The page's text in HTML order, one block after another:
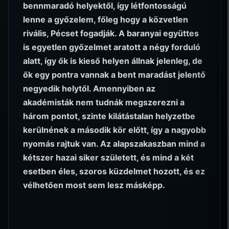
bennmaradó helyektől, így létfontosságú
lenne a győzelem, főleg hogy a közvetlen
rivális, Pécset fogadják. A baranyai együttes
is egyetlen győzelmet aratott a négy forduló
alatt, így ők is kieső helyen állnak jelenleg, de
ők egy pontra vannak a bent maradást jelentő
negyedik helytől. Amennyiben az
akadémisták nem tudnák megszerezni a
három pontot, szinte kilátástalan helyzetbe
kerülnének a második kör előtt, így a nagyobb
nyomás rajtuk van. Az alapszakaszban mind a
kétszer hazai siker született, és mind a két
esetben éles, szoros küzdelmet hozott, és ez
vélhetően most sem lesz másképp.